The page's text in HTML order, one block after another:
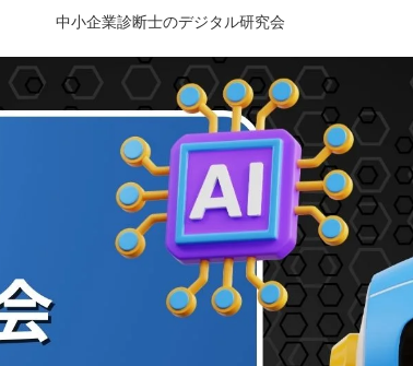
中小企業診断士のデジタル研究会